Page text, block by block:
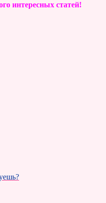
интересных статей!